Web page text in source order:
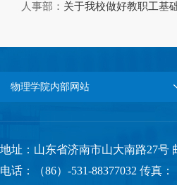
人事部： 关于我校做好教职工基
物理学院内部网站
地址：山东省济南市山大南路27号
电话：（86）-531-88377032 传真：